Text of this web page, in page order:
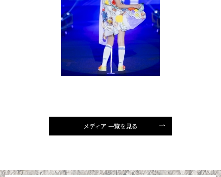
メディア 一覧を見る